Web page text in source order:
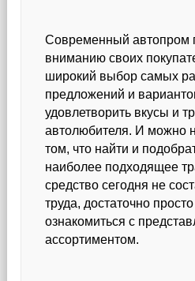
Современный автопром
вниманию своих
широкий выбор самых
предложений и
удовлетворить вкусы и
автолюбителя. И можно
том, что найти и
наиболее подходящее
средство сегодня не
труда, достаточно
ознакомиться с
ассортиментом.